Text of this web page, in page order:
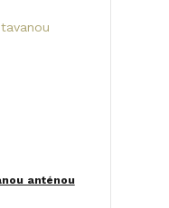
anténou